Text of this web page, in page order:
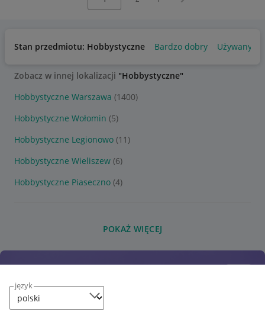
język
Stan przedmiotu: Hobbystyczne Bardzo dobry Używany
Zobacz w innej lokalizacji "Hobbystyczne"
Hobbystyczne Warszawa (1400)
Hobbystyczne Wołomin (5)
Hobbystyczne Legionowo (11)
Hobbystyczne Wieliszew (6)
Hobbystyczne Piaseczno (4)
POKAŻ WIĘCEJ